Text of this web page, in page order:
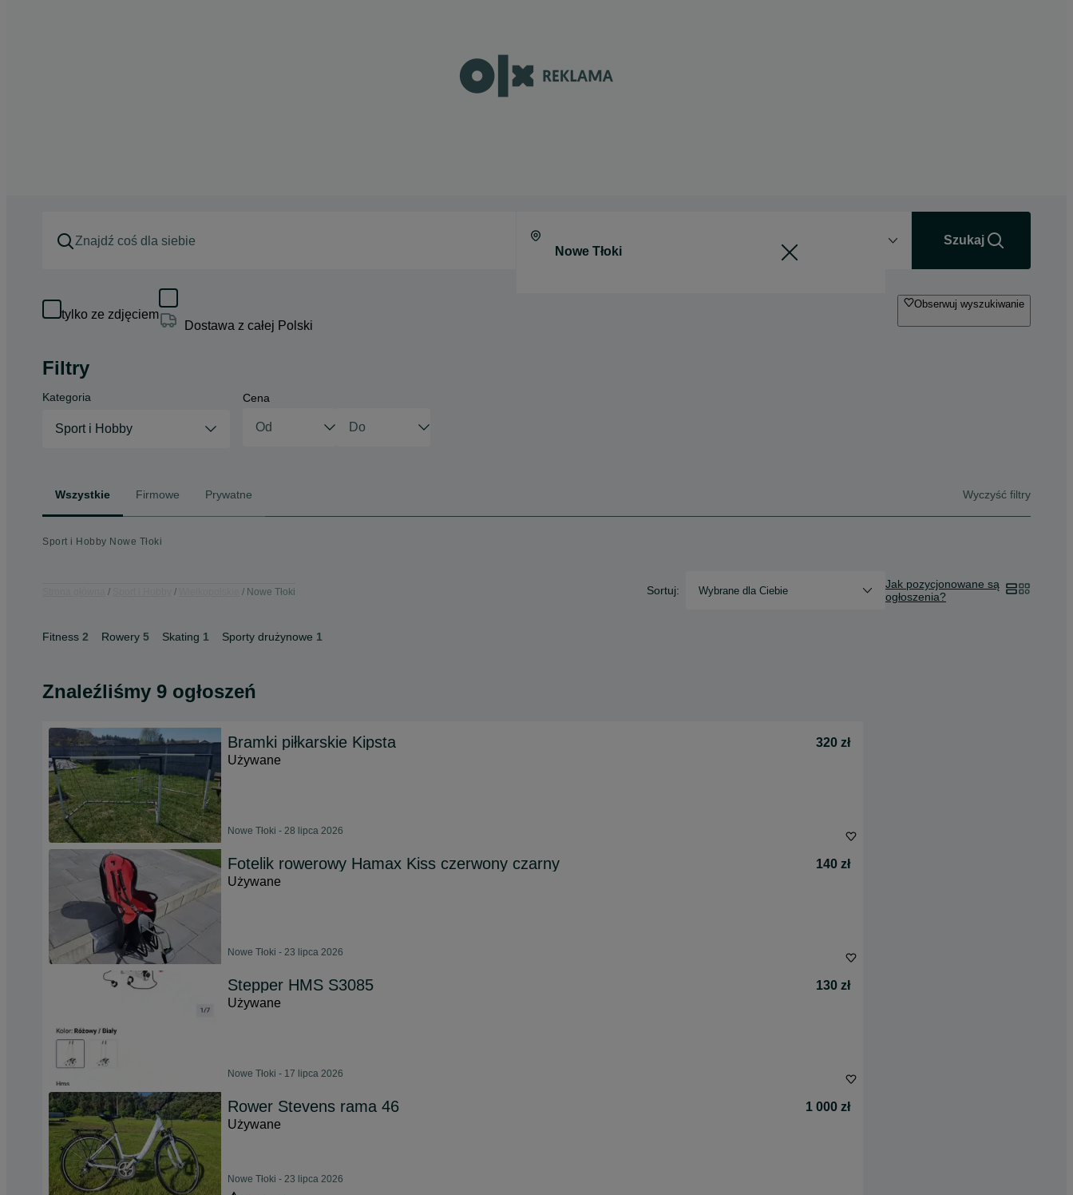
Szukaj
tylko ze zdjęciem
Dostawa z całej Polski
Obserwuj wyszukiwanie
Filtry
Kategoria
Sport i Hobby
Cena
Wszystkie Firmowe Prywatne Wyczyść filtry
Sport i Hobby Nowe Tłoki
Nowe Tłoki Sortuj: Wybrane dla Ciebie
Jak pozycjonowane są
ogłoszenia?
Fitness 2 Rowery 5 Skating 1 Sporty drużynowe 1
Znaleźliśmy 9 ogłoszeń
Bramki piłkarskie Kipsta
320 zł
Używane
Nowe Tłoki - 28 lipca 2026
Fotelik rowerowy Hamax Kiss czerwony czarny
140 zł
Używane
Nowe Tłoki - 23 lipca 2026
Stepper HMS S3085
130 zł
Używane
Nowe Tłoki - 17 lipca 2026
Rower Stevens rama 46
1 000 zł
Używane
Nowe Tłoki - 23 lipca 2026